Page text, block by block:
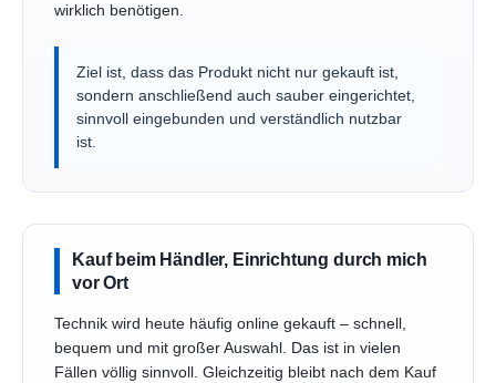
wirklich benötigen.
Ziel ist, dass das Produkt nicht nur gekauft ist,
sondern anschließend auch sauber eingerichtet,
sinnvoll eingebunden und verständlich nutzbar
ist.
Kauf beim Händler, Einrichtung durch mich
vor Ort
Technik wird heute häufig online gekauft – schnell,
bequem und mit großer Auswahl. Das ist in vielen
Fällen völlig sinnvoll. Gleichzeitig bleibt nach dem Kauf